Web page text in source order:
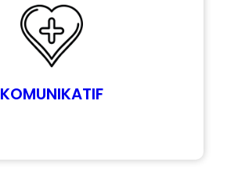
KOMUNIKATIF